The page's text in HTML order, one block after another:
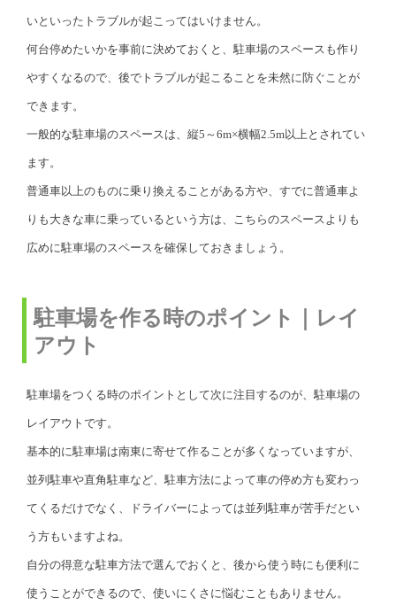
いといったトラブルが起こってはいけません。
何台停めたいかを事前に決めておくと、駐車場のスペースも作り
やすくなるので、後でトラブルが起こることを未然に防ぐことが
できます。
一般的な駐車場のスペースは、縦5～6m×横幅2.5m以上とされてい
ます。
普通車以上のものに乗り換えることがある方や、すでに普通車よ
りも大きな車に乗っているという方は、こちらのスペースよりも
広めに駐車場のスペースを確保しておきましょう。
駐車場を作る時のポイント｜レイ
アウト
駐車場をつくる時のポイントとして次に注目するのが、駐車場の
レイアウトです。
基本的に駐車場は南東に寄せて作ることが多くなっていますが、
並列駐車や直角駐車など、駐車方法によって車の停め方も変わっ
てくるだけでなく、ドライバーによっては並列駐車が苦手だとい
う方もいますよね。
自分の得意な駐車方法で選んでおくと、後から使う時にも便利に
使うことができるので、使いにくさに悩むこともありません。